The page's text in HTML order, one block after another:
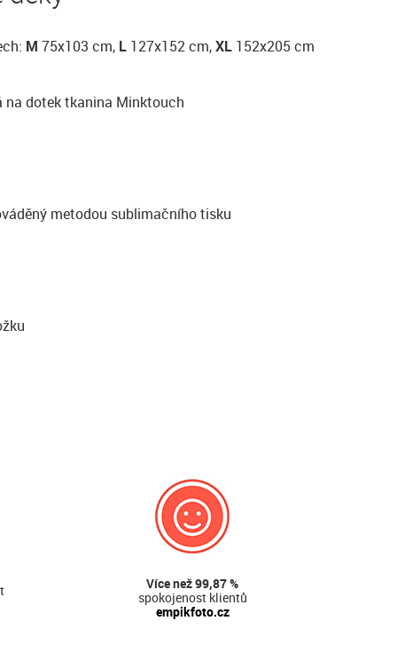
M 75x103 cm, L 127x152 cm,XL 152x205 cm
na dotek tkanina Minktouch
metodou sublimačního tisku
Více než 99,87 %
spokojenost klientů
empikfoto.cz